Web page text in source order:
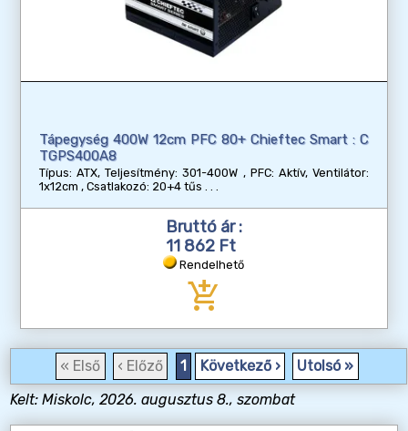
Tápegység 400W 12cm PFC 80+ Chieftec Smart : C
TGPS400A8
Típus: ATX, Teljesítmény: 301-400W , PFC: Aktív, Ventilátor:
1x12cm , Csatlakozó: 20+4 tűs
Bruttó ár :
11 862 Ft
Rendelhető
add_shopping_cart
« Első ‹ Előző 1 Következő ›
Utolsó »
Kelt: Miskolc, 2026. augusztus 8., szombat